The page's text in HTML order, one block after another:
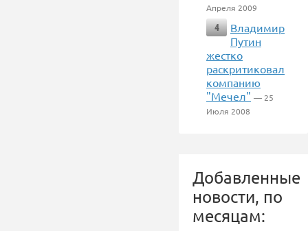
Апреля 2009
4
Владимир
Путин
жестко
раскритиковал
компанию
"Мечел" — 25
Июля 2008
Добавленные
новости, по
месяцам: